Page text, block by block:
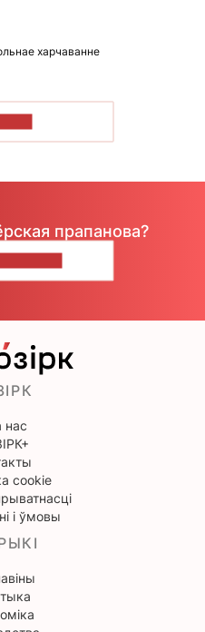
харчаванне
прапанова?
нас
cookie
і ўмовы